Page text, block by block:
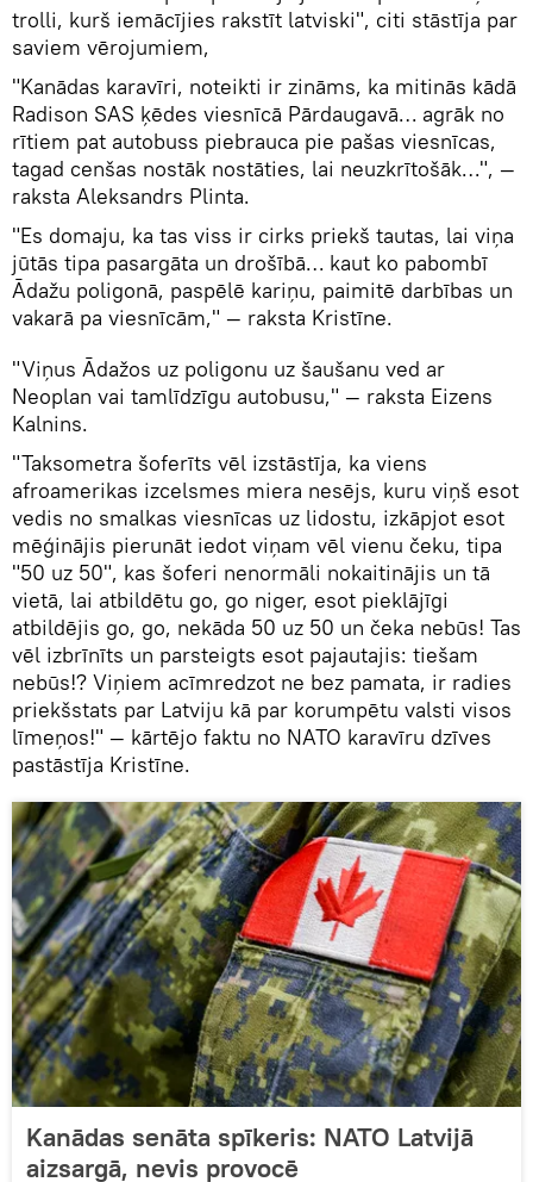
trolli, kurš iemācījies rakstīt latviski", citi stāstīja par
saviem vērojumiem,
"Kanādas karavīri, noteikti ir zināms, ka mitinās kādā
Radison SAS ķēdes viesnīcā Pārdaugavā… agrāk no
rītiem pat autobuss piebrauca pie pašas viesnīcas,
tagad cenšas nostāk nostāties, lai neuzkrītošāk…", —
raksta Aleksandrs Plinta.
"Es domaju, ka tas viss ir cirks priekš tautas, lai viņa
jūtās tipa pasargāta un drošībā… kaut ko pabombī
Ādažu poligonā, paspēlē kariņu, paimitē darbības un
vakarā pa viesnīcām," — raksta Kristīne.
"Viņus Ādažos uz poligonu uz šaušanu ved ar
Neoplan vai tamlīdzīgu autobusu," — raksta Eizens
Kalnins.
"Taksometra šoferīts vēl izstāstīja, ka viens
afroamerikas izcelsmes miera nesējs, kuru viņš esot
vedis no smalkas viesnīcas uz lidostu, izkāpjot esot
mēģinājis pierunāt iedot viņam vēl vienu čeku, tipa
"50 uz 50", kas šoferi nenormāli nokaitinājis un tā
vietā, lai atbildētu go, go niger, esot pieklājīgi
atbildējis go, go, nekāda 50 uz 50 un čeka nebūs! Tas
vēl izbrīnīts un parsteigts esot pajautajis: tiešam
nebūs!? Viņiem acīmredzot ne bez pamata, ir radies
priekšstats par Latviju kā par korumpētu valsti visos
līmeņos!" — kārtējo faktu no NATO karavīru dzīves
pastāstīja Kristīne.
Kanādas senāta spīkeris: NATO Latvijā
aizsargā, nevis provocē